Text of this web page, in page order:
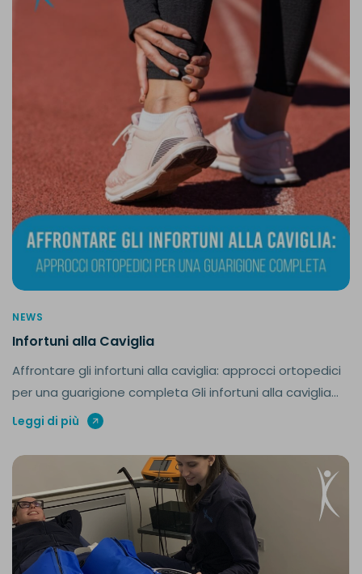
NEWS
Infortuni alla Caviglia
Affrontare gli infortuni alla caviglia: approcci ortopedici
per una guarigione completa Gli infortuni alla caviglia...
Leggi di più